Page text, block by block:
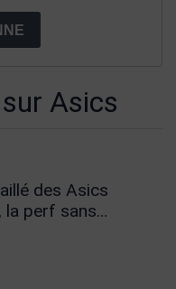
Asics
des Asics
la perf sans